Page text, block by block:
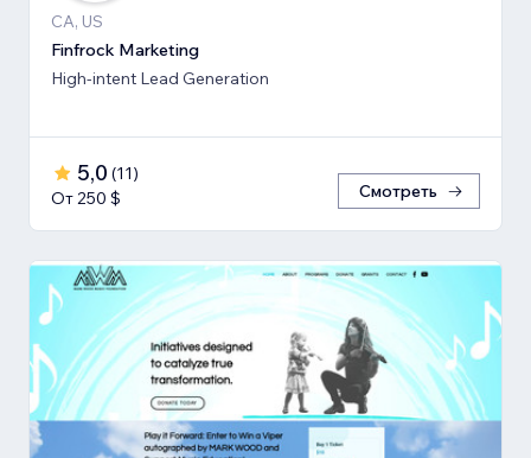
CA, US
Finfrock Marketing
High-intent Lead Generation
5,0 (11)
От 250 $
Смотреть